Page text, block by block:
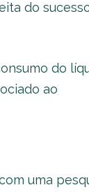
do
do
ao
uma